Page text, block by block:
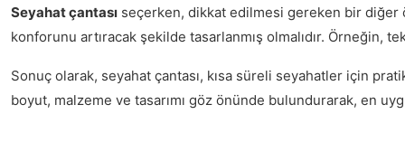
Seyahat çantası seçerken, dikkat edilmesi gereken bir
konforunu artıracak şekilde tasarlanmış olmalıdır. Örneğin,
Sonuç olarak, seyahat çantası, kısa süreli seyahatler için
boyut, malzeme ve tasarımı göz önünde bulundurarak, en